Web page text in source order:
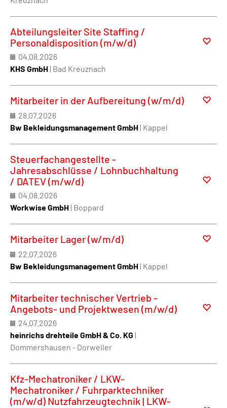
Abteilungsleiter Site Staffing /
Personaldisposition (m/w/d)
04.08.2026
KHS GmbH| Bad Kreuznach
Mitarbeiter in der Aufbereitung (w/m/d)
28.07.2026
Bw Bekleidungsmanagement GmbH| Kappel
Steuerfachangestellte -
Jahresabschlüsse / Lohnbuchhaltung
/ DATEV (m/w/d)
04.08.2026
Workwise GmbH| Boppard
Mitarbeiter Lager (w/m/d)
22.07.2026
Bw Bekleidungsmanagement GmbH| Kappel
Mitarbeiter technischer Vertrieb -
Angebots- und Projektwesen (m/w/d)
24.07.2026
heinrichs drehteile GmbH & Co. KG |
Dommershausen - Dorweiler
Kfz-Mechatroniker / LKW-
Mechatroniker / Fuhrparktechniker
(m/w/d) Nutzfahrzeugtechnik | LKW-